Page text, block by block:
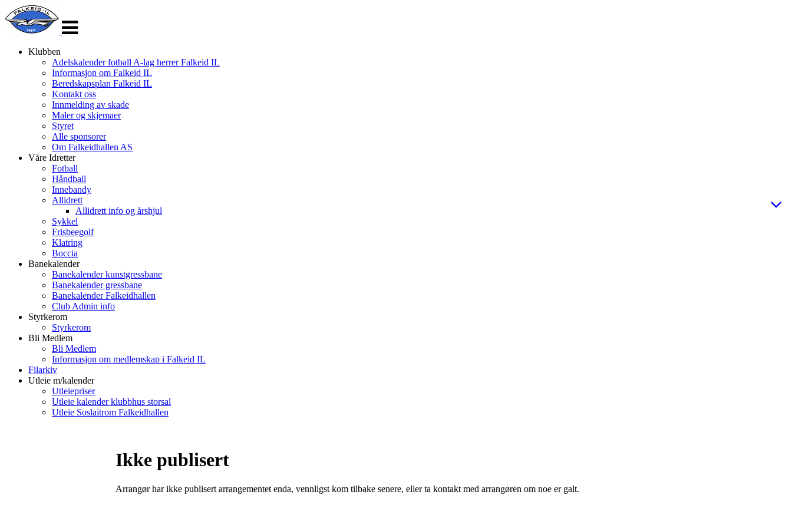
navigasjon
Klubben
Adelskalender fotball A-lag herrer Falkeid IL
Informasjon om Falkeid IL
Beredskapsplan Falkeid IL
Kontakt oss
Innmelding av skade
Maler og skjemaer
Styret
Alle sponsorer
Om Falkeidhallen AS
Våre Idretter
Fotball
Håndball
Innebandy
Allidrett
Allidrett info og årshjul
Sykkel
Frisbeegolf
Klatring
Boccia
Banekalender
Banekalender kunstgressbane
Banekalender gressbane
Banekalender Falkeidhallen
Club Admin info
Styrkerom
Styrkerom
Bli Medlem
Bli Medlem
Informasjon om medlemskap i Falkeid IL
Filarkiv
Utleie m/kalender
Utleiepriser
Utleie kalender klubbhus storsal
Utleie Soslaitrom Falkeidhallen
Ikke publisert
Arrangør har ikke publisert arrangementet enda, vennligst kom tilbake senere, eller ta kontakt med arrangøren om noe er galt.